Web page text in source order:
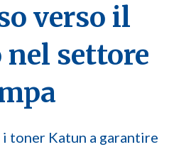
verso il
nel settore
toner Katun a garantire